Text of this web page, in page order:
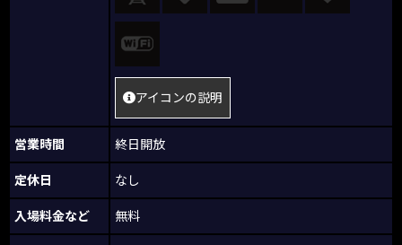
アイコンの説明
営業時間 終日開放
定休日 なし
入場料金など 無料